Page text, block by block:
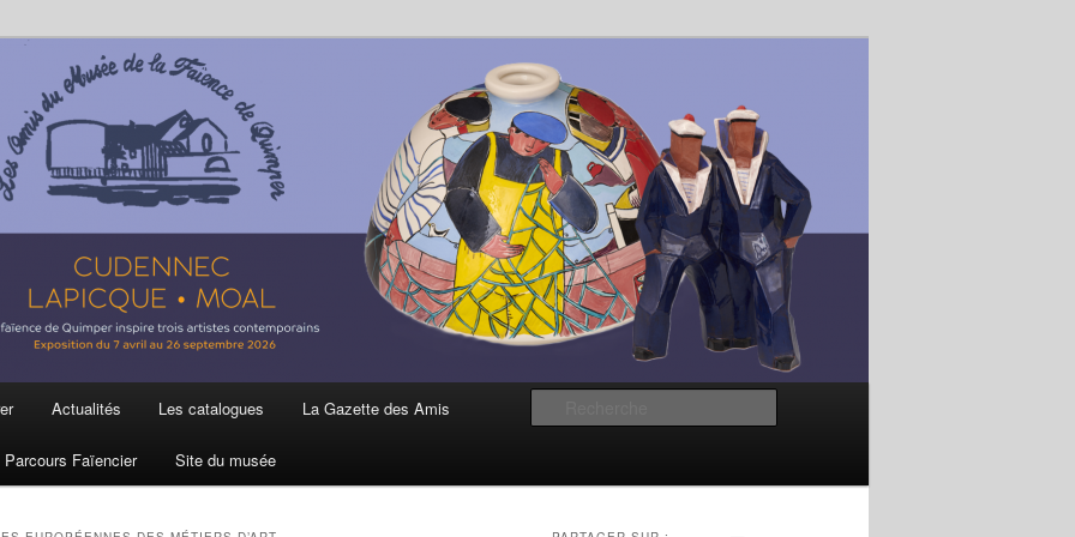
et de la Faïence de Quimper
Actualités Les catalogues La Gazette des Amis
Parcours Faïencier Site du musée